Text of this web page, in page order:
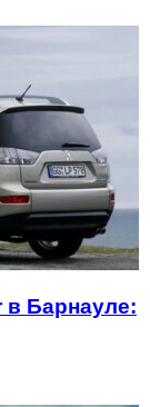
в Барнауле: